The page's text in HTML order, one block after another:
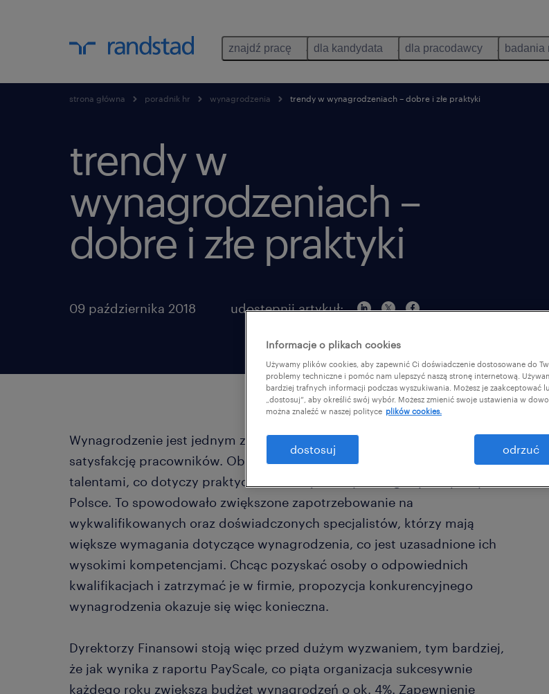
znajdź pracę dla kandydata dla pracodawcy badania
strona główna poradnik hr wynagrodzenia trendy w wynagrodzeniach – dobre i złe praktyki
trendy w
wynagrodzeniach –
dobre i złe praktyki
09 października 2018 udostępnij artykuł:
Wynagrodzenie jest jednym z kluczowych czynników mających wpływ na
satysfakcję pracowników. Obserwujemy również wzrost zainteresowania
talentami, co dotyczy praktycznie każdej branży i całego rynku pracy w
Polsce. To spowodowało zwiększone zapotrzebowanie na
wykwalifikowanych oraz doświadczonych specjalistów, którzy mają
większe wymagania dotyczące wynagrodzenia, co jest uzasadnione ich
wysokimi kompetencjami. Chcąc pozyskać osoby o odpowiednich
kwalifikacjach i zatrzymać je w firmie, propozycja konkurencyjnego
wynagrodzenia okazuje się więc konieczna.
Dyrektorzy Finansowi stoją więc przed dużym wyzwaniem, tym bardziej,
że jak wynika z raportu PayScale, co piąta organizacja sukcesywnie
każdego roku zwiększa budżet wynagrodzeń o ok. 4%. Zapewnienie
Informacje o plikach cookies
Używamy plików cookies, aby zapewnić Ci doświadczenie dostosowane do
problemy techniczne i pomóc nam ulepszyć naszą stronę internetową.
bardziej trafnych informacji podczas wyszukiwania. Możesz je zaakceptować
„dostosuj”, aby określić swój wybór. Możesz zmienić swoje ustawienia w
można znaleźć w naszej polityce plików cookies.
dostosuj odrzuć